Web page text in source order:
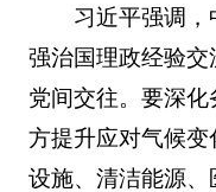
习近平强调
强治国理政经验
党间交往。要深
方提升应对气候
设施、清洁能源